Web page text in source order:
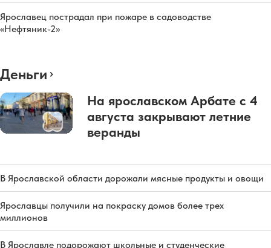
Ярославец пострадал при пожаре в садоводстве
«Нефтяник-2»
Деньги
На ярославском Арбате с 4
августа закрывают летние
веранды
В Ярославской области дорожали мясные продукты и овощи
Ярославцы получили на покраску домов более трех
миллионов
В Ярославле подорожают школьные и студенческие